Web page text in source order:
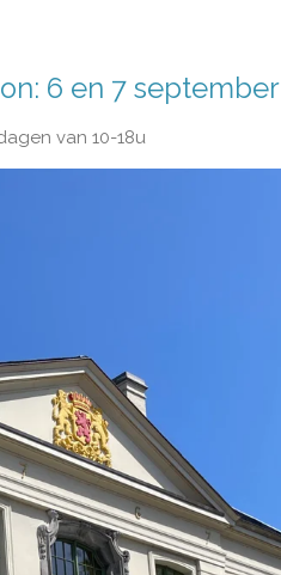
6 en 7 september
van 10-18u